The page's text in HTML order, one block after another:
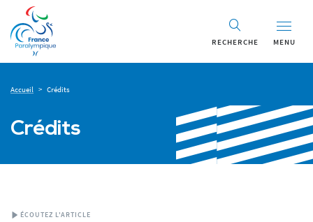
RECHERCHE MENU
Accueil > Crédits
Crédits
ÉCOUTEZ L'ARTICLE